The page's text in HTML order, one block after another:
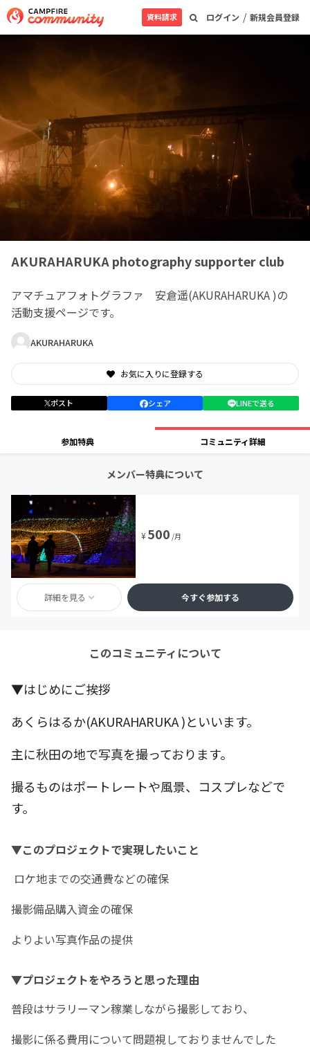
ログイン / 新規会員登録
資料請求
AKURAHARUKA photography supporter club
アマチュアフォトグラファ 安倉遥(AKURAHARUKA )の
活動支援ページです。
AKURAHARUKA
お気に入りに登録する
ポスト シェア LINEで送る
参加特典 コミュニティ詳細
メンバー特典について
¥500 /月
詳細を見る 今すぐ参加する
このコミュニティについて
▼はじめにご挨拶
あくらはるか(AKURAHARUKA )といいます。
主に秋田の地で写真を撮っております。
撮るものはポートレートや風景、コスプレなどで
す。
▼このプロジェクトで実現したいこと
ロケ地までの交通費などの確保
撮影備品購入資金の確保
よりよい写真作品の提供
▼プロジェクトをやろうと思った理由
普段はサラリーマン稼業しながら撮影しており、
撮影に係る費用について問題視しておりませんでした